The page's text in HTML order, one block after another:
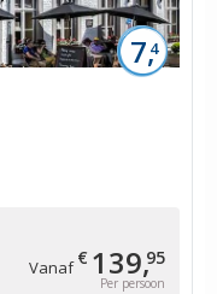
Vanaf€ 139,95
Per persoon
7,4